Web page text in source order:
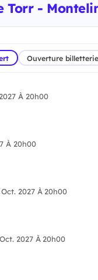
Torr -
Ouverture billetterie
À 20h00
À 20h00
Oct. 2027 À 20h00
2027 À 20h00